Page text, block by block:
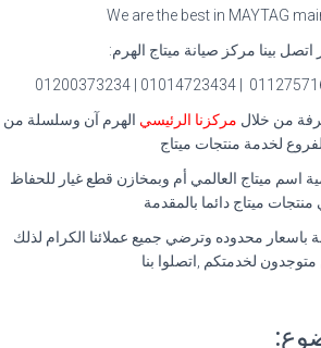
We are the best in MAYTAG
اتصل بينا مركز صيانة ميتاج الهرم:
من خلال مركزنا الرئيسي الهرم آن وسلسلة من
لخدمة منتجات ميتاج
اسم ميتاج العالمي أم وبمخازن قطع غيار للحفاظ
ميتاج دائما بالمقدمة
باسعار محدوده وترضي جميع عملائنا الكرام لذلك
لخدمتكم ,اتصلوا بنا